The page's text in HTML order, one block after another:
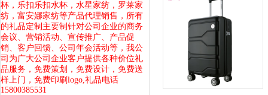
杯，乐扣乐扣水杯，水星家纺，罗莱家
纺，富安娜家纺等产品代理销售，所有
的礼品定制主要制针对公司企业的商务
会议、营销活动、宣传推广、产品促
销、客户回馈、公司年会活动等，我公
司为广大公司企业客户提供各种价位礼
品服务，免费策划，免费设计，免费送
样上门，免费印刷logo,礼品电话
15800385531